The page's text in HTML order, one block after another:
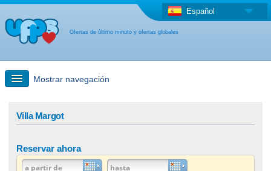
Ofertas de último minuto y ofertas globales
Español
Mostrar navegación
Villa Margot
Reservar ahora